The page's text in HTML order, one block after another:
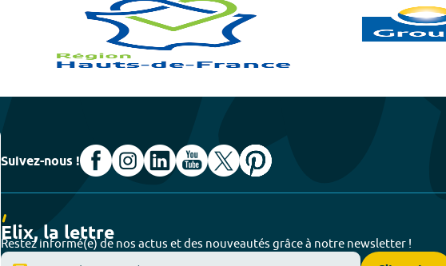
Suivez-nous !
Elix, la lettre
Restez informé(e) de nos actus et des nouveautés grâce à notre newsletter !